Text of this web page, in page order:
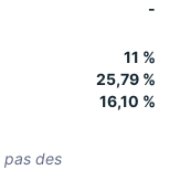
-
11 %
25,79 %
16,10 %
pas des